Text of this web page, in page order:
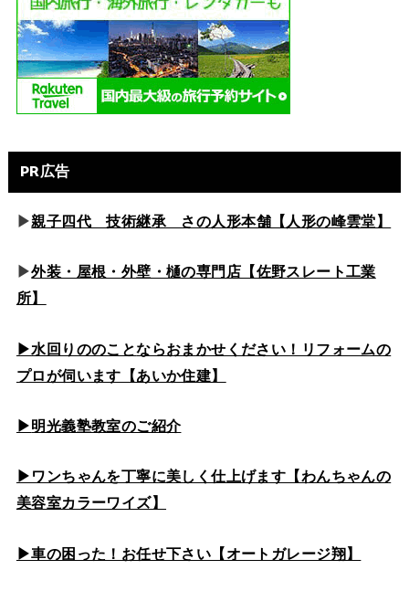
PR広告
▶親子四代 技術継承 さの人形本舗【人形の峰雲堂】
▶外装・屋根・外壁・樋の専門店【佐野スレート工業
所】
▶水回りののことならおまかせください！リフォームの
プロが伺います【あいか住建】
▶明光義塾教室のご紹介
▶ワンちゃんを丁寧に美しく仕上げます【わんちゃんの
美容室カラーワイズ】
▶車の困った！お任せ下さい【オートガレージ翔】